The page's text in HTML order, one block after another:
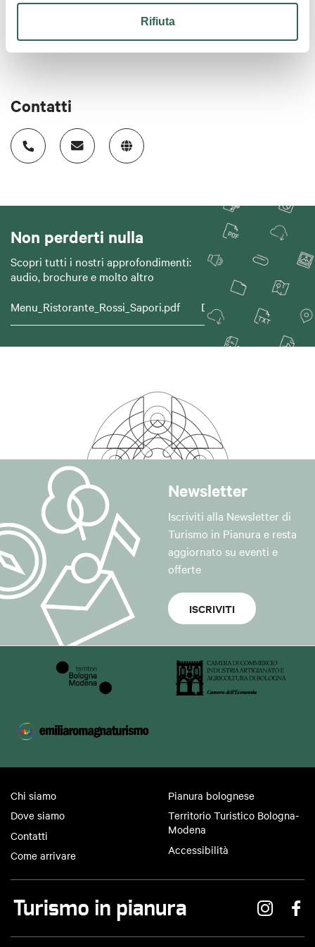
Rifiuta
Diners, Visa, Mastercard, American
Express, Maestro, Bancomat
Orario di apertura:dal lunedì al venerdì mezzogiorno e sera
Chiusura settimanale:sabato
Contatti
Non perderti nulla
Scopri tutti i nostri approfondimenti:
audio, brochure e molto altro
Menu_Ristorante_Rossi_Sapori.pdf
Download
Newsletter
Iscriviti alla Newsletter di
Turismo in Pianura e resta
aggiornato su eventi e
offerte
ISCRIVITI
Chi siamo
Dove siamo
Contatti
Come arrivare
Pianura bolognese
Territorio Turistico Bologna-
Modena
Accessibilità